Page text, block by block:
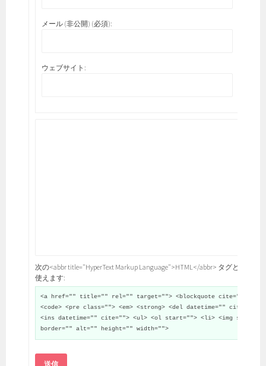
メール (非公開) (必須):
ウェブサイト:
次の<abbr title="HyperText Markup Language">HTML</abbr> タグと属性が
使えます:
<a href="" title="" rel="" target=""> <blockquote cite="">
<code> <pre class=""> <em> <strong> <del datetime="" cite="">
<ins datetime="" cite=""> <ul> <ol start=""> <li> <img src=""
border="" alt="" height="" width="">
送信